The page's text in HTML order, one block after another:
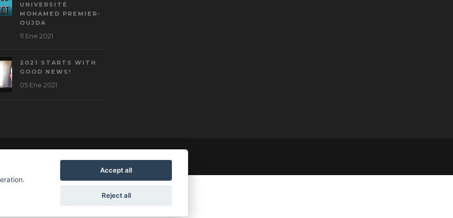
UNIVERSITÉ
MOHAMED PREMIER-
OUJDA
11 Ene 2021
2021 STARTS WITH
GOOD NEWS!
05 Ene 2021
Accept all
Reject all